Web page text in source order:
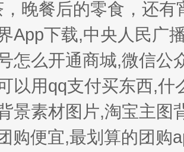
餐后的零食，还有
App下载,中央人民广
怎么开通商城,微信公
以用qq支付买东西,什
景素材图片,淘宝主图
购便宜,最划算的团购